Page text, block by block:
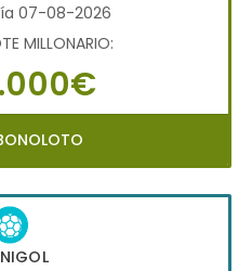
07-08-2026
MILLONARIO: